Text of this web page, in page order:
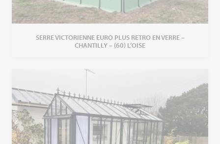
SERRE VICTORIENNE EURO PLUS RETRO EN VERRE –
CHANTILLY – (60) L’OISE